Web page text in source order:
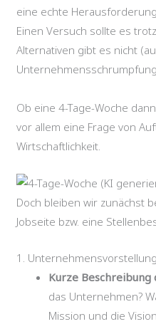
eine echte
Einen Versuch sollte es
Alternativen gibt es nicht
Ob eine 4-Tage-Woche
vor allem eine Frage von
Wirtschaftlichkeit.
Doch bleiben wir zunächst
Jobseite bzw. eine
1. Unternehmensvorstellung
Kurze
das Unternehmen?
Mission und die